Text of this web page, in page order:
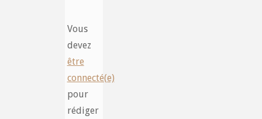
Vous
devez
être
connecté(e)
pour
rédiger